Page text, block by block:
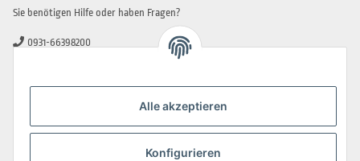
Alle akzeptieren
Konfigurieren
Sie benötigen Hilfe oder haben Fragen?
0931-66398200
info@beamerlampe-guenstiger.de
Sicher Einkaufen